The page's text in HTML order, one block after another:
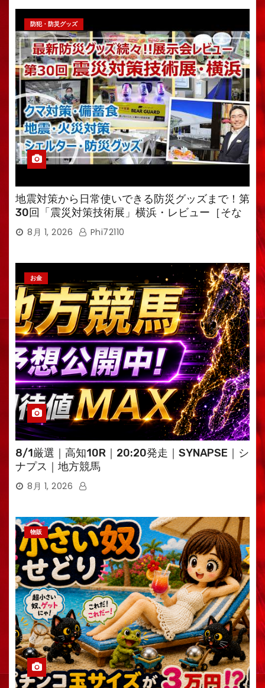
防犯・防災グッズ
地震対策から日常使いできる防災グッズまで！第
30回「震災対策技術展」横浜・レビュー［そな
えるTV・高荷智也］
8月 1, 2026 Phi72110
お金
8/1厳選｜高知10R｜20:20発走｜SYNAPSE｜シ
ナプス｜地方競馬
8月 1, 2026
物販